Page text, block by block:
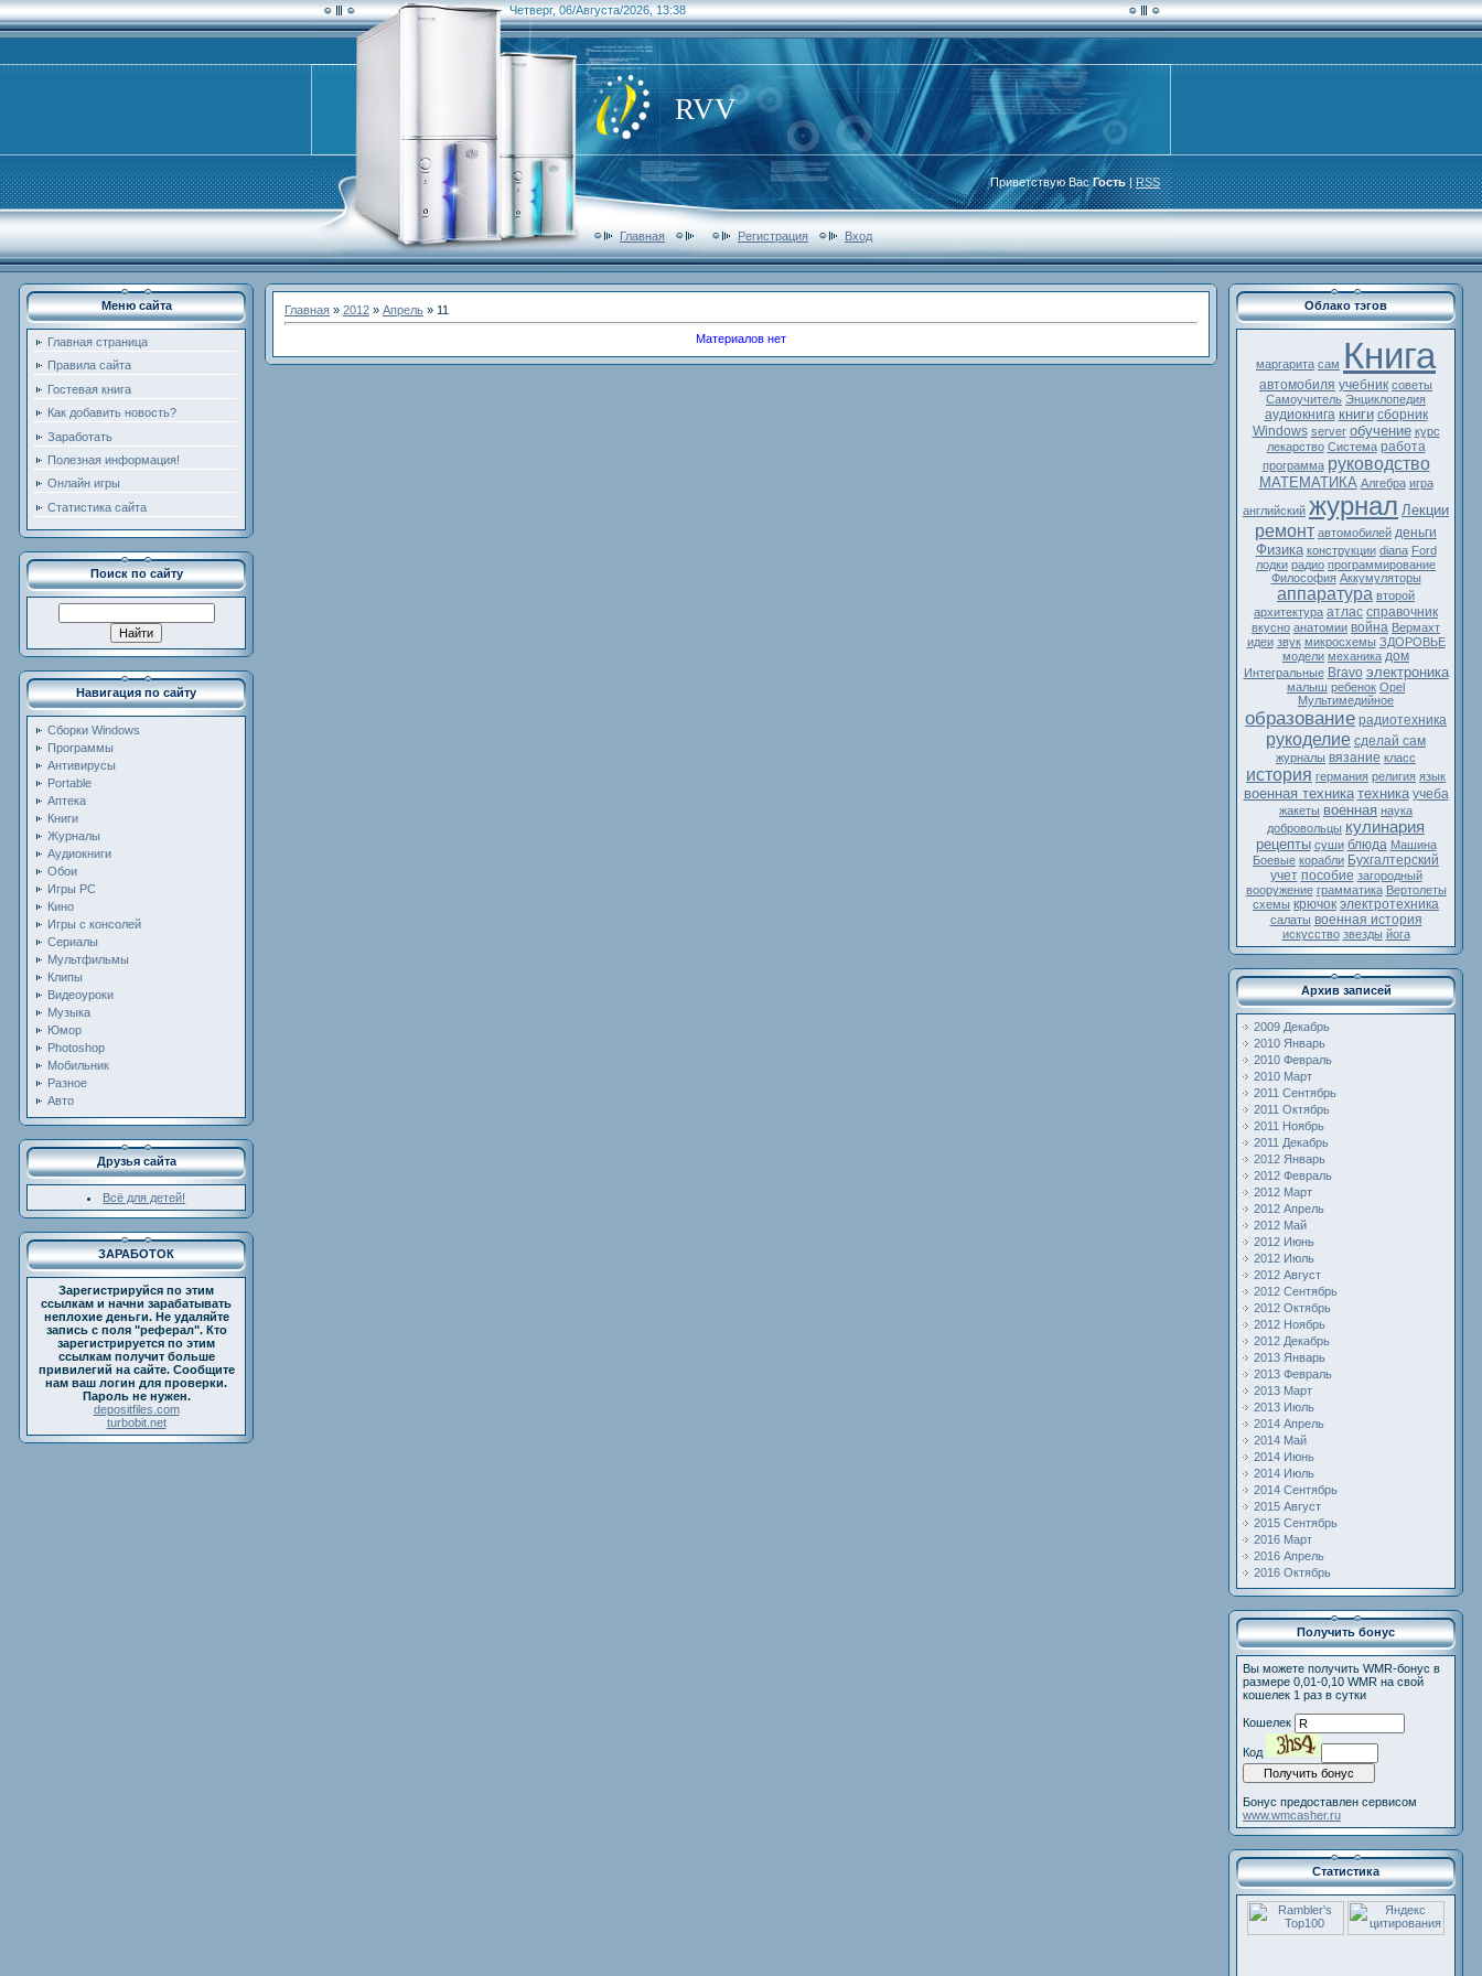
Четверг, 06/Августа/2026, 13:38
RVV
Приветствую Вас Гость|RSS
Главная Регистрация Вход
Меню сайта
Главная страница
Правила сайта
Гостевая книга
Как добавить новость?
Заработать
Полезная информация!
Онлайн игры
Статистика сайта
Поиск по сайту
Навигация по сайту
Сборки Windows
Программы
Антивирусы
Portable
Аптека
Книги
Журналы
Аудиокниги
Обои
Игры PC
Кино
Игры с консолей
Сериалы
Мультфильмы
Клипы
Видеоуроки
Музыка
Юмор
Photoshop
Мобильник
Разное
Авто
Друзья сайта
Всё для детей!
ЗАРАБОТОК
Зарегистрируйся по этим
ссылкам и начни зарабатывать
неплохие деньги. Не удаляйте
запись с поля "реферал". Кто
зарегистрируется по этим
ссылкам получит больше
привилегий на сайте. Сообщите
нам ваш логин для проверки.
Пароль не нужен.
depositfiles.com
turbobit.net
Главная » 2012 » Апрель » 11
Материалов нет
Облако тэгов
маргарита сам Книга
автомобиля учебник советы
Самоучитель Энциклопедия
аудиокнига книги сборник
Windows server обучение курс
лекарство Система работа
программа руководство
МАТЕМАТИКА Алгебра игра
английский журнал Лекции
ремонт автомобилей деньги
Физика конструкции diana Ford
лодки радио программирование
Философия Аккумуляторы
аппаратура второй
архитектура атлас справочник
вкусно анатомии война Вермахт
идеи звук микросхемы ЗДОРОВЬЕ
модели механика дом
Интегральные Bravo электроника
малыш ребенок Opel
Мультимедийное
образование радиотехника
рукоделие сделай сам
журналы вязание класс
история германия религия язык
военная техника техника учеба
жакеты военная наука
добровольцы кулинария
рецепты суши блюда Машина
Боевые корабли Бухгалтерский
учет пособие загородный
вооружение грамматика Вертолеты
схемы крючок электротехника
салаты военная история
искусство звезды йога
Архив записей
2009 Декабрь
2010 Январь
2010 Февраль
2010 Март
2011 Сентябрь
2011 Октябрь
2011 Ноябрь
2011 Декабрь
2012 Январь
2012 Февраль
2012 Март
2012 Апрель
2012 Май
2012 Июнь
2012 Июль
2012 Август
2012 Сентябрь
2012 Октябрь
2012 Ноябрь
2012 Декабрь
2013 Январь
2013 Февраль
2013 Март
2013 Июль
2014 Апрель
2014 Май
2014 Июнь
2014 Июль
2014 Сентябрь
2015 Август
2015 Сентябрь
2016 Март
2016 Апрель
2016 Октябрь
Получить бонус
Вы можете получить WMR-бонус в
размере 0,01-0,10 WMR на свой
кошелек 1 раз в сутки
Кошелек
Код
Бонус предоставлен сервисом
www.wmcasher.ru
Статистика